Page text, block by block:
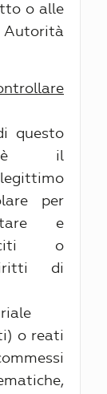
o alle
questo
è il
per
e
o
di
o reati